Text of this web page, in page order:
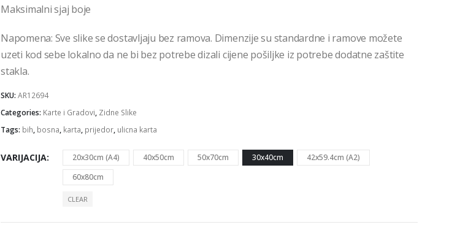
Maksimalni sjaj boje
Napomena: Sve slike se dostavljaju bez ramova. Dimenzije su standardne i ramove možete
uzeti kod sebe lokalno da ne bi bez potrebe dizali cijene pošiljke iz potrebe dodatne zaštite
stakla.
SKU: AR12694
Categories: Karte i Gradovi, Zidne Slike
Tags: bih, bosna, karta, prijedor, ulicna karta
VARIJACIJA 20x30cm (A4) 40x50cm 50x70cm 30x40cm
42x59.4cm (A2)
60x80cm
CLEAR